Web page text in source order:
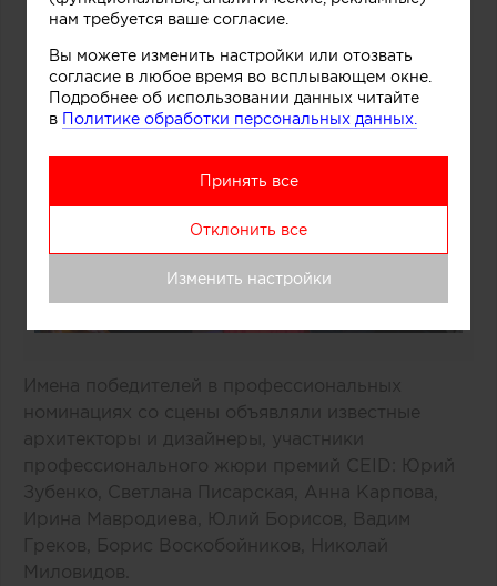
Имена победителей в профессиональных
номинациях со сцены объявляли известные
архитекторы и дизайнеры, участники
профессионального жюри премий CEID: Юрий
Зубенко, Светлана Писарская, Анна Карпова,
Ирина Мавродиева, Юлий Борисов, Вадим
Греков, Борис Воскобойников, Николай
Миловидов.
нам требуется ваше согласие.
Вы можете изменить настройки или отозвать
согласие в любое время во всплывающем окне.
Подробнее об использовании данных читайте
в Политике обработки персональных данных.
Принять все
Отклонить все
Изменить настройки